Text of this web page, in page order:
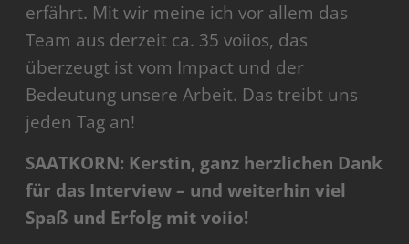
erfährt. Mit wir meine ich vor allem das
Team aus derzeit ca. 35 voiios, das
überzeugt ist vom Impact und der
Bedeutung unsere Arbeit. Das treibt uns
jeden Tag an!
SAATKORN: Kerstin, ganz herzlichen Dank
für das Interview – und weiterhin viel
Spaß und Erfolg mit voiio!